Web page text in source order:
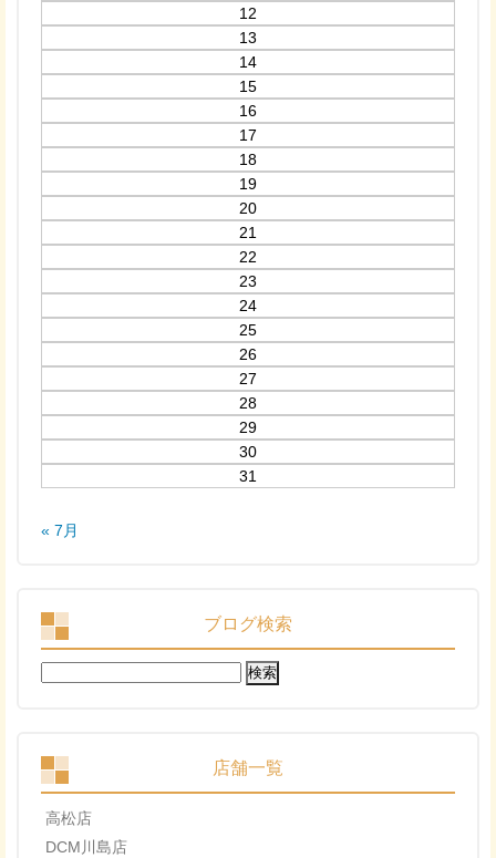
12
13
14
15
16
17
18
19
20
21
22
23
24
25
26
27
28
29
30
31
« 7月
ブログ検索
検
索:
店舗一覧
高松店
DCM川島店